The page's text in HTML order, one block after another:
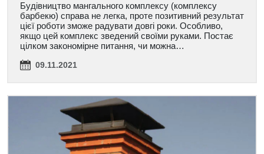
Будівництво мангального комплексу (комплексу
барбекю) справа не легка, проте позитивний результат
цієї роботи зможе радувати довгі роки. Особливо,
якщо цей комплекс зведений своїми руками. Постає
цілком закономірне питання, чи можна…
09.11.2021